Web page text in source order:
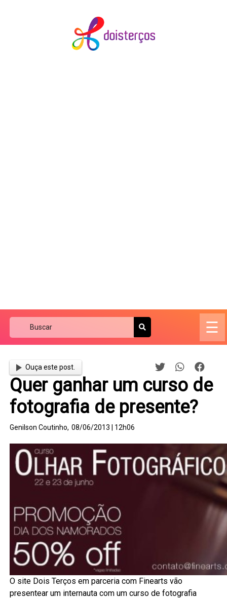
☰
Ouça este post.
Quer ganhar um curso de
fotografia de presente?
Genilson Coutinho, 08/06/2013 | 12h06
O site Dois Terços em parceria com Finearts vão
presentear um internauta com um curso de fotografia